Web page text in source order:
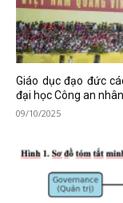
Giáo dục đạo đức
đại học Công an
09/10/2025